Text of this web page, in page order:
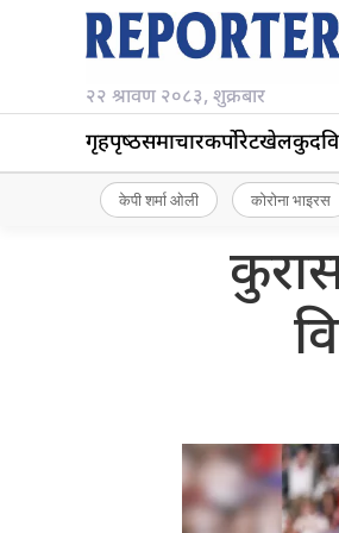
२२ श्रावण २०८३, शुक्रबार
गृहपृष्‍ठसमाचारकर्पोरेटखेलकुद
केपी शर्मा ओली कोरोना भाइरस